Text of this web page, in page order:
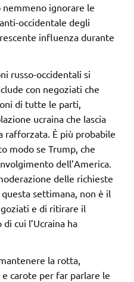
nemmeno ignorare le
occidentale degli
influenza durante
russo-occidentali si
con negoziati che
di tutte le parti,
ucraina che lascia
rafforzata. È più probabile
modo se Trump, che
dell’America.
delle richieste
settimana, non è il
e di ritirare il
cui l’Ucraina ha
la rotta,
carote per far parlare le